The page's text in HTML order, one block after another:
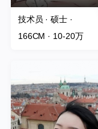
技术员 · 硕士 ·
166CM · 10-20万